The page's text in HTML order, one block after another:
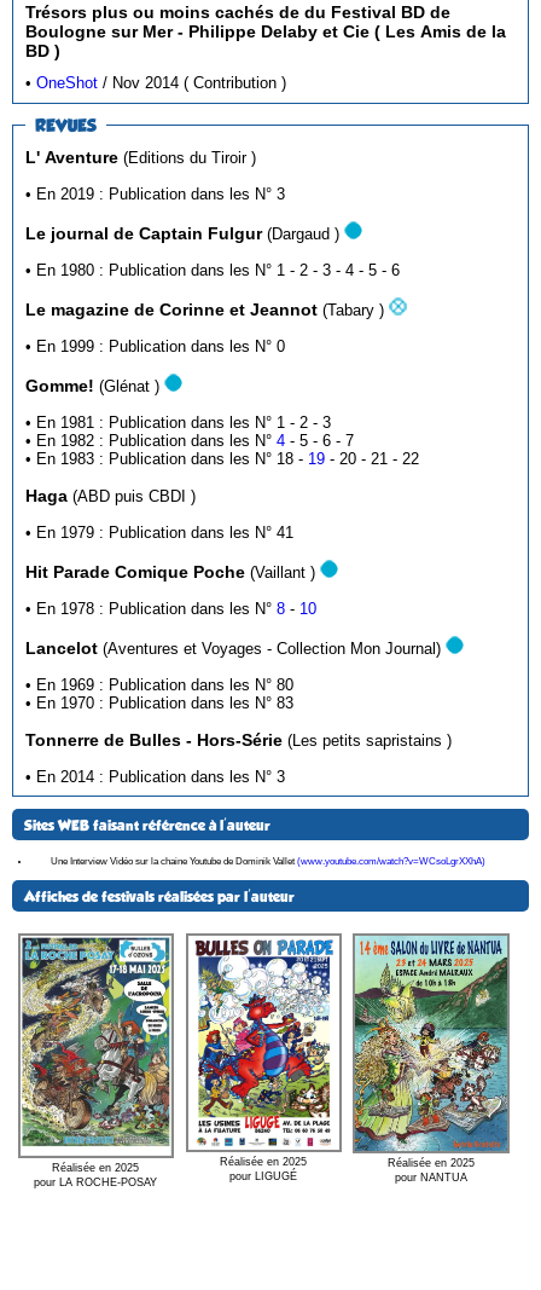
Trésors plus ou moins cachés de du Festival BD de
Boulogne sur Mer - Philippe Delaby et Cie ( Les Amis de la
BD )
•OneShot / Nov 2014 ( Contribution )
REVUES
L' Aventure
(Editions du Tiroir )
• En 2019 : Publication dans les N° 3
Le journal de Captain Fulgur
(Dargaud )
• En 1980 : Publication dans les N° 1 - 2 - 3 - 4 - 5 - 6
Le magazine de Corinne et Jeannot
(Tabary )
• En 1999 : Publication dans les N° 0
Gomme!
(Glénat )
• En 1981 : Publication dans les N° 1 - 2 - 3
• En 1982 : Publication dans les N°4
- 5 - 6 - 7
• En 1983 : Publication dans les N° 18 - 19 - 20 - 21 - 22
Haga
(ABD puis CBDI )
• En 1979 : Publication dans les N° 41
Hit Parade Comique Poche
(Vaillant )
• En 1978 : Publication dans les N°8- 10
Lancelot
(Aventures et Voyages - Collection Mon Journal)
• En 1969 : Publication dans les N° 80
• En 1970 : Publication dans les N° 83
Tonnerre de Bulles - Hors-Série
(Les petits sapristains )
• En 2014 : Publication dans les N° 3
Sites WEB faisant référence à l'auteur
Une Interview Vidéo sur la chaine Youtube de Dominik Vallet (www.youtube.com/watch?v=WCsoLgrXXhA)
Affiches de festivals réalisées par l'auteur
Réalisée en 2025
pour LA ROCHE-POSAY
Réalisée en 2025
pour LIGUGÉ
Réalisée en 2025
pour NANTUA